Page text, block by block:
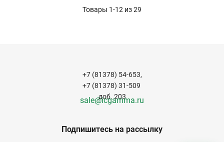
Товары 1-12 из29
Подпишитесь на рассылку
+7 (81378) 54-653,
+7 (81378) 31-509
доб. 203
sale@icgamma.ru